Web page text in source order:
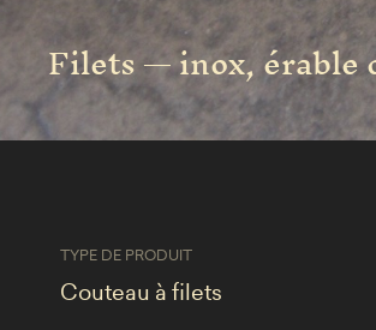
Filets — inox, érable
TYPE DE PRODUIT
Couteau à filets